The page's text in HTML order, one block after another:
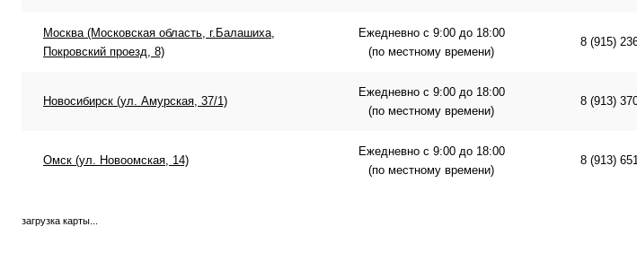
Москва (Московская область, г.Балашиха,
Покровский проезд, 8)
Ежедневно с 9:00 до 18:00
(по местному времени)
8 (915)
Новосибирск (ул. Амурская, 37/1)
Ежедневно с 9:00 до 18:00
(по местному времени)
8 (913)
Омск (ул. Новоомская, 14)
Ежедневно с 9:00 до 18:00
(по местному времени)
8 (913)
загрузка карты...